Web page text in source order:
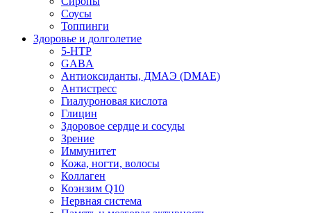
Соусы
Топпинги
Здоровье и долголетие
5-HTP
GABA
Антиоксиданты, ДМАЭ (DMAE)
Антистресс
Гиалуроновая кислота
Глицин
Здоровое сердце и сосуды
Зрение
Иммунитет
Кожа, ногти, волосы
Коллаген
Коэнзим Q10
Нервная система